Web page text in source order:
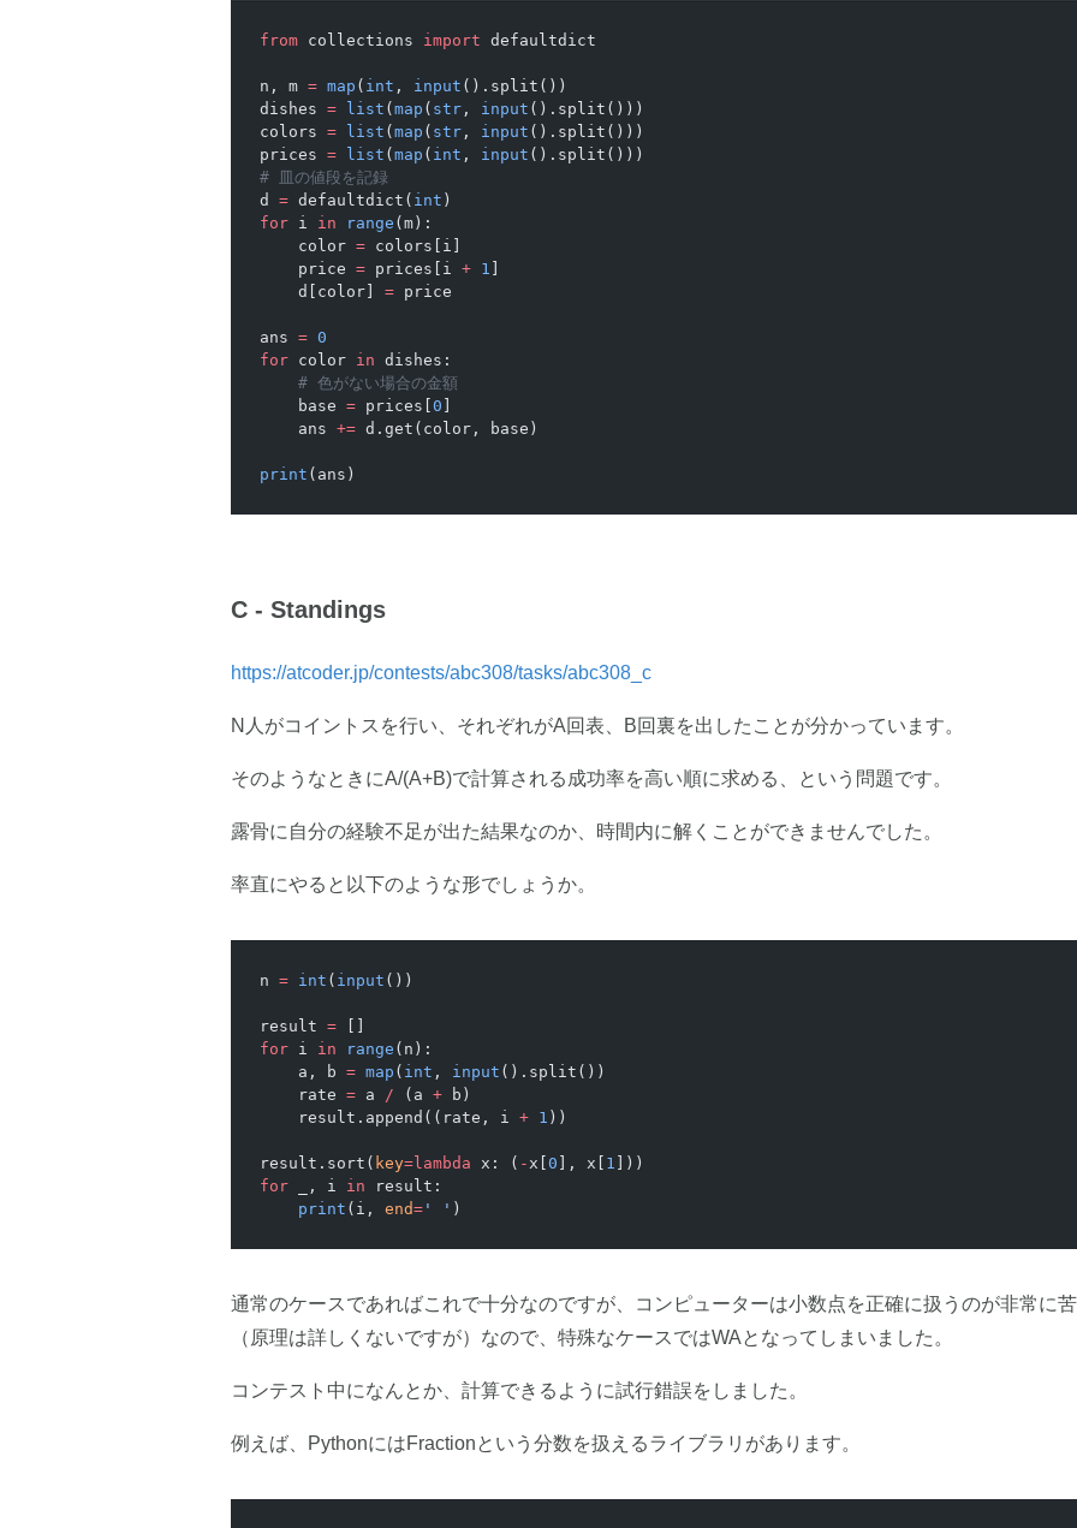
from collections import defaultdict
n, m = map ( int , input ().split())
dishes = list ( map ( str , input ().split()))
colors = list ( map ( str , input ().split()))
prices = list ( map ( int , input ().split()))
# 皿の値段を記録
d = defaultdict( int )
for i in range (m):
    color
= colors[i]
    price
= prices[i + 1
    d[color]
= price
ans = 0
for color in dishes:
    # 色がない場合の金額
    base
= prices[ 0
    ans
+= d.get(color, base)
print (ans)
C - Standings
https://atcoder.jp/contests/abc308/tasks/abc308_c
N人がコイントスを行い、それぞれがA回表、B回裏を出したことが分かっています。
そのようなときにA/(A+B)で計算される成功率を高い順に求める、という問題です。
露骨に自分の経験不足が出た結果なのか、時間内に解くことができませんでした。
率直にやると以下のような形でしょうか。
n = int ( input ())
result =
for i in range (n):
    a, b
= map ( int , input ().split())
    rate
= a / (a + b)
    result.append((rate, i
+ 1 ))
result.sort( key=lambda x: ( - x[ 0 ], x[ 1
]))
for _, i in result:
    print
(i, end= ' ' )
通常のケースであればこれで十分なのですが、コンピューターは小数点を正確に扱うのが非常に
（原理は詳しくないですが）なので、特殊なケースではWAとなってしまいました。
コンテスト中になんとか、計算できるように試行錯誤をしました。
例えば、PythonにはFractionという分数を扱えるライブラリがあります。